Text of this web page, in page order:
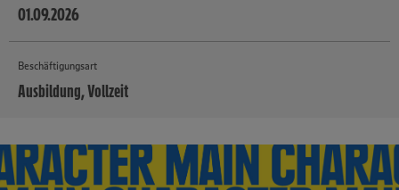
01.09.2026
Beschäftigungsart
Ausbildung, Vollzeit